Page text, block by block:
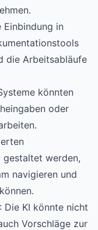
Einbindung in
die Arbeitsabläufe
könnten
oder
gestaltet werden,
navigieren und
: Die KI könnte nicht
Vorschläge zur